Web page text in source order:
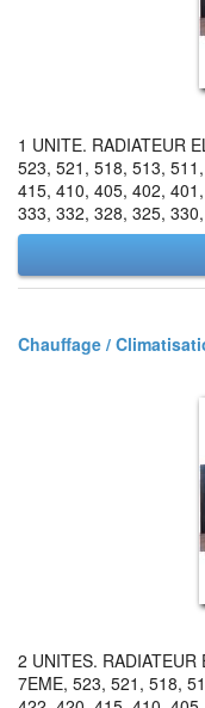
1 UNITE. RADIATEUR
523, 521, 518, 513,
415, 410, 405, 402,
333, 332, 328, 325,
Chauffage /
2 UNITES. RADIATEUR
7EME, 523, 521, 518,